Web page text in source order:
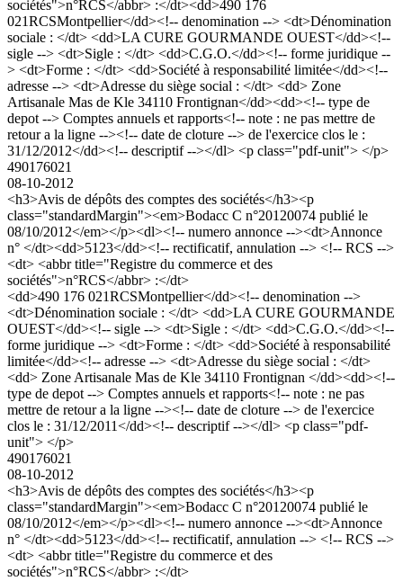
sociétés">n°RCS</abbr> :</dt><dd>490 176
021RCSMontpellier</dd><!-- denomination --> <dt>Dénomination
sociale : </dt> <dd>LA CURE GOURMANDE OUEST</dd><!--
sigle --> <dt>Sigle : </dt> <dd>C.G.O.</dd><!-- forme juridique --
> <dt>Forme : </dt> <dd>Société à responsabilité limitée</dd><!--
adresse --> <dt>Adresse du siège social : </dt> <dd> Zone
Artisanale Mas de Kle 34110 Frontignan</dd><dd><!-- type de
depot --> Comptes annuels et rapports<!-- note : ne pas mettre de
retour a la ligne --><!-- date de cloture --> de l'exercice clos le :
31/12/2012</dd><!-- descriptif --></dl> <p class="pdf-unit"> </p>
490176021
08-10-2012
<h3>Avis de dépôts des comptes des sociétés</h3><p
class="standardMargin"><em>Bodacc C n°20120074 publié le
08/10/2012</em></p><dl><!-- numero annonce --><dt>Annonce
n° </dt><dd>5123</dd><!-- rectificatif, annulation --> <!-- RCS -->
<dt> <abbr title="Registre du commerce et des
sociétés">n°RCS</abbr> :</dt>
<dd>490 176 021RCSMontpellier</dd><!-- denomination -->
<dt>Dénomination sociale : </dt> <dd>LA CURE GOURMANDE
OUEST</dd><!-- sigle --> <dt>Sigle : </dt> <dd>C.G.O.</dd><!--
forme juridique --> <dt>Forme : </dt> <dd>Société à responsabilité
limitée</dd><!-- adresse --> <dt>Adresse du siège social : </dt>
<dd> Zone Artisanale Mas de Kle 34110 Frontignan </dd><dd><!--
type de depot --> Comptes annuels et rapports<!-- note : ne pas
mettre de retour a la ligne --><!-- date de cloture --> de l'exercice
clos le : 31/12/2011</dd><!-- descriptif --></dl> <p class="pdf-
unit"> </p>
490176021
08-10-2012
<h3>Avis de dépôts des comptes des sociétés</h3><p
class="standardMargin"><em>Bodacc C n°20120074 publié le
08/10/2012</em></p><dl><!-- numero annonce --><dt>Annonce
n° </dt><dd>5123</dd><!-- rectificatif, annulation --> <!-- RCS -->
<dt> <abbr title="Registre du commerce et des
sociétés">n°RCS</abbr> :</dt>